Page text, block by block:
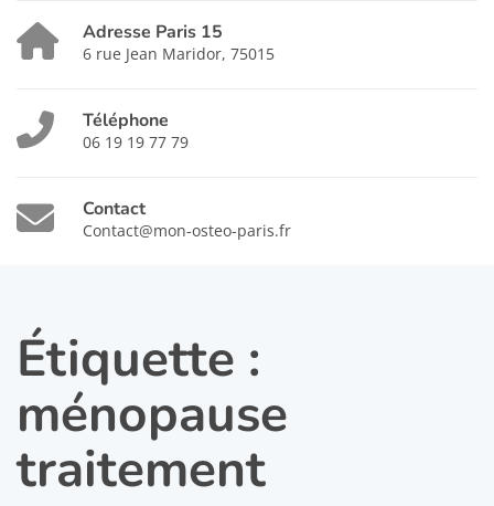
Adresse Paris 15
6 rue Jean Maridor, 75015
Téléphone
06 19 19 77 79
Contact
Contact@mon-osteo-paris.fr
Étiquette :
ménopause
traitement